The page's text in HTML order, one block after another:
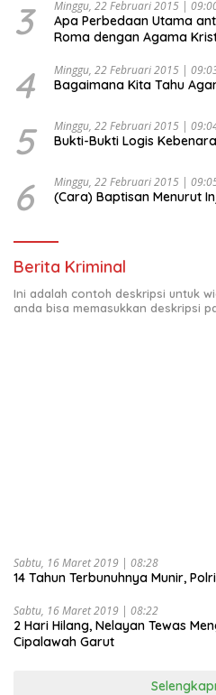
3 Minggu, 22 Februari 2015 |
Apa Perbedaan Utama
Roma dengan Agama
4 Minggu, 22 Februari 2015 |
Bagaimana Kita Tahu
5 Minggu, 22 Februari 2015 |
Bukti-Bukti Logis
6 Minggu, 22 Februari 2015 |
(Cara) Baptisan Menurut
Berita Kriminal
Ini adalah contoh deskripsi untuk
anda bisa memasukkan deskripsi
Sabtu, 16 Maret 2019 | 08:28
14 Tahun Terbunuhnya Munir,
Sabtu, 16 Maret 2019 | 08:22
2 Hari Hilang, Nelayan Tewas
Cipalawah Garut